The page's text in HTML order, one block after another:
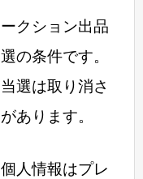
クション出品
の条件です。
選は取り消さ
あります。
人情報はプレ